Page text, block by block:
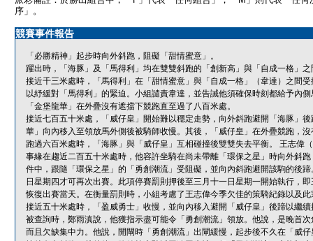
序」。
競賽事件報告
「必勝精神」起步時向外斜跑，阻礙「甜情蜜意」。
躍出時，「海豚」及「馬得利」均在雙雙斜跑的「創新高」與「自成一格」
接近千三米處時，「馬得利」在「甜情蜜意」與「自成一格」（韋達）之間
以紓緩對「馬得利」的緊迫。小組譴責韋達，並告誡他須確保時刻都給予內
「金堡龍華」在外疊沒有遮擋下競跑直至過了八百米處。
接近七百五十米處，「威仔皇」開始難以穩定走勢，向外斜跑避開「海豚」
華」向內移入至領放馬外側後被騎師收慢。其後，「威仔皇」在外疊競跑，沒
跑過六百米處時，「海豚」與「威仔皇」互相碰撞後雙雙失去平衡。 王志偉
事緣在趨近二百五十米處時，他容許坐騎在尚未帶離「環保之星」時向外斜
件中，跟隨「環保之星」的「勇創潮流」受阻礙，並向內斜跑避開該駒的後
日星期四才可再次出賽。此項停賽罰則押後至三月十一日星期一開始執行，
恢復出賽當天。在衡量罰則時，小組考慮了王志偉今季欠佳的策騎紀錄以及
接近五十米處時，「盈威勇士」收慢，並向內移入避開「威仔皇」後蹄以繼續
被查詢時，鄭雨滇說，他獲指示盡可能令「勇創潮流」領放。他說，是晚首
而且欠缺集中力。他說，開閘時「勇創潮流」出閘緩慢，起步後不久在「威